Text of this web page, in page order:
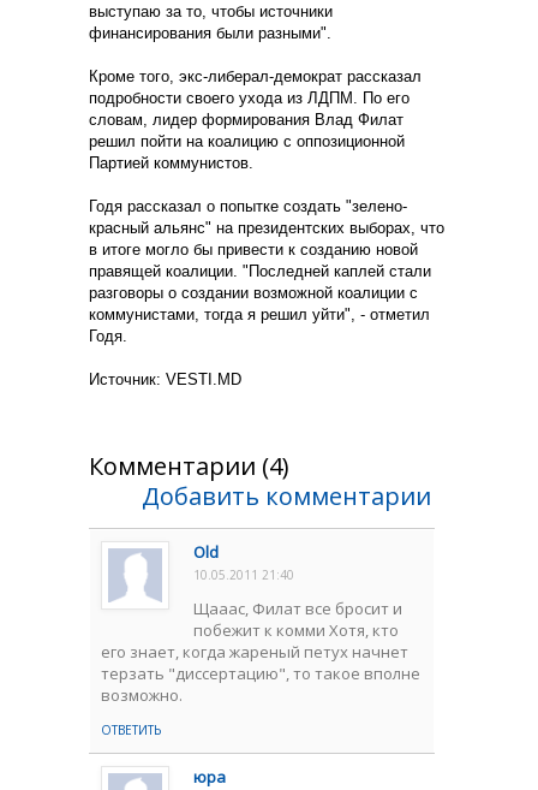
выступаю за то, чтобы источники
финансирования были разными".
Кроме того, экс-либерал-демократ рассказал
подробности своего ухода из ЛДПМ. По его
словам, лидер формирования Влад Филат
решил пойти на коалицию с оппозиционной
Партией коммунистов.
Годя рассказал о попытке создать "зелено-
красный альянс" на президентских выборах, что
в итоге могло бы привести к созданию новой
правящей коалиции. "Последней каплей стали
разговоры о создании возможной коалиции с
коммунистами, тогда я решил уйти", - отметил
Годя.
Источник: VESTI.MD
Комментарии (4)
Добавить комментарии
Old
10.05.2011 21:40
Щааас, Филат все бросит и
побежит к комми Хотя, кто
его знает, когда жареный петух начнет
терзать "диссертацию", то такое вполне
возможно.
ОТВЕТИТЬ
юра